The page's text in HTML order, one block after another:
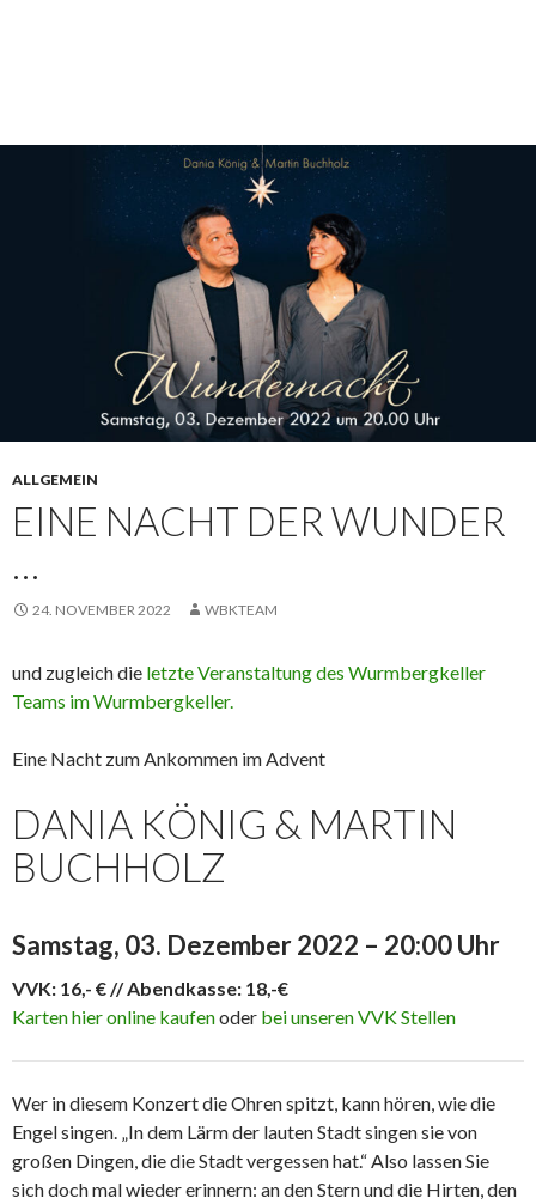
ALLGEMEIN
EINE NACHT DER WUNDER
…
24. NOVEMBER 2022 WBKTEAM
und zugleich die letzte Veranstaltung des Wurmbergkeller
Teams im Wurmbergkeller.
Eine Nacht zum Ankommen im Advent
DANIA KÖNIG & MARTIN
BUCHHOLZ
Samstag, 03. Dezember 2022 – 20:00 Uhr
VVK: 16,- € // Abendkasse: 18,-€
Karten hier online kaufenoder bei unseren VVK Stellen
Wer in diesem Konzert die Ohren spitzt, kann hören, wie die
Engel singen. „In dem Lärm der lauten Stadt singen sie von
großen Dingen, die die Stadt vergessen hat.“ Also lassen Sie
sich doch mal wieder erinnern: an den Stern und die Hirten, den